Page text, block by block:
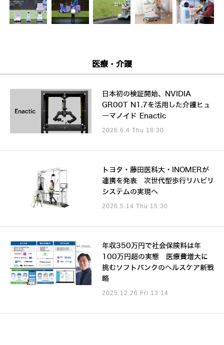
医療・介護
日本初の検証開始、NVIDIA
GR00T N1.7を活用した介護ヒュ
ーマノイド Enactic
2026.6.4 Thu 18:30
トヨタ・藤田医科大・INOMERが
連携を発表 次世代型歩行リハビリ
システムの実現へ
2026.5.14 Thu 15:30
年収350万円で社会保険料は年
100万円超の実態 医療費増大に
挑むソフトバンクのヘルスケア新戦
略
2025.12.26 Fri 13:14